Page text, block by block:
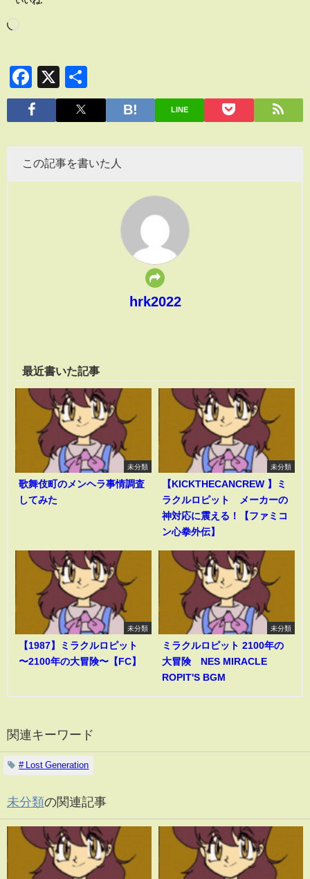
Facebook
X
有
LINE
この記事を書いた人
hrk2022
最近書いた記事
未分類
歌舞伎町のメンヘラ事情調査
してみた
未分類
【KICKTHECANCREW 】ミ
ラクルロピット メーカーの
神対応に震える！【ファミコ
ン心拳外伝】
未分類
【1987】ミラクルロピット
〜2100年の大冒険〜【FC】
未分類
ミラクルロピット 2100年の
大冒険 NES MIRACLE
ROPIT'S BGM
関連キーワード
# Lost Generation
未分類の関連記事